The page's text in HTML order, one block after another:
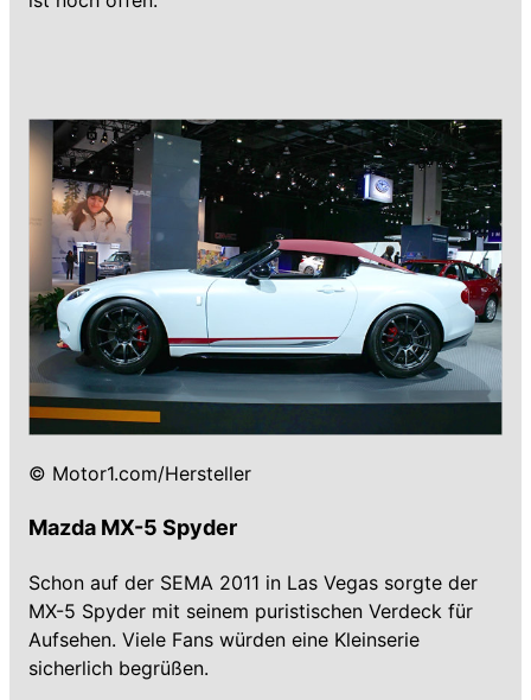
© Motor1.com/Hersteller
Mazda MX-5 Spyder
Schon auf der SEMA 2011 in Las Vegas sorgte der
MX-5 Spyder mit seinem puristischen Verdeck für
Aufsehen. Viele Fans würden eine Kleinserie
sicherlich begrüßen.